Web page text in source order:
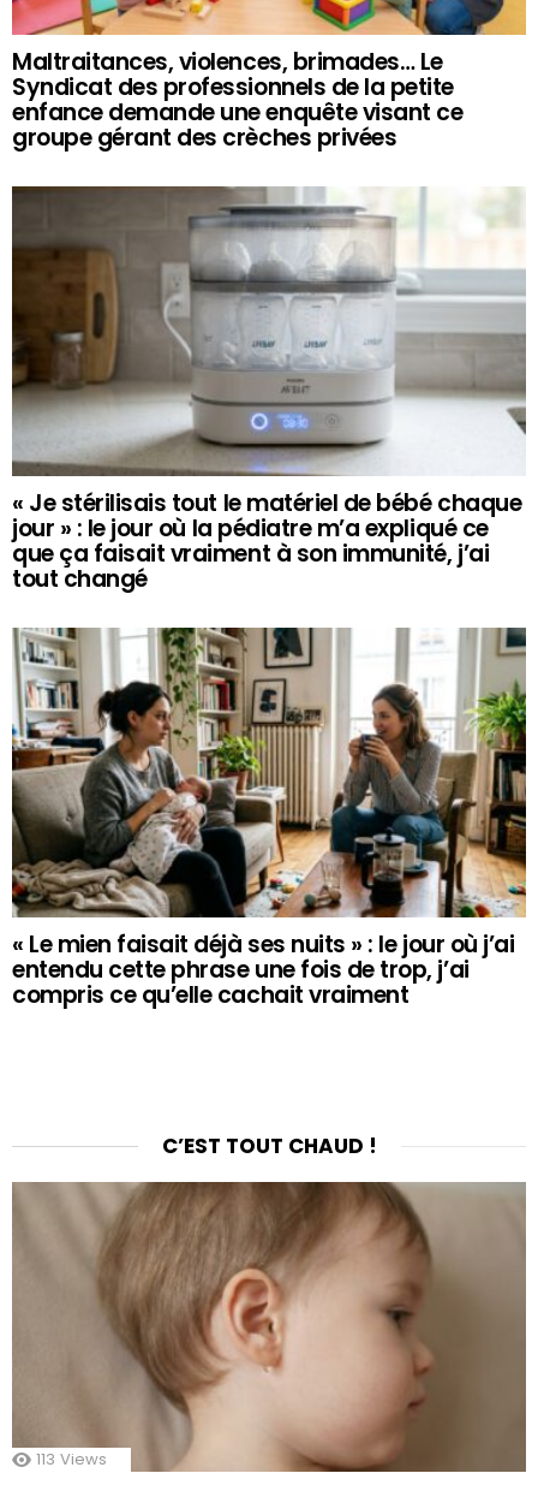
Maltraitances, violences, brimades… Le
Syndicat des professionnels de la petite
enfance demande une enquête visant ce
groupe gérant des crèches privées
« Je stérilisais tout le matériel de bébé chaque
jour » : le jour où la pédiatre m’a expliqué ce
que ça faisait vraiment à son immunité, j’ai
tout changé
« Le mien faisait déjà ses nuits » : le jour où j’ai
entendu cette phrase une fois de trop, j’ai
compris ce qu’elle cachait vraiment
C’EST TOUT CHAUD !
113 Views